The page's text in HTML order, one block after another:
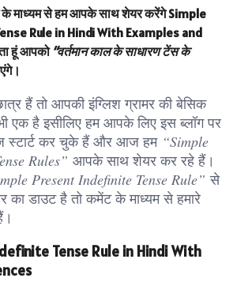
माध्यम से हम आपके साथ शेयर करेंगेSimple
Rule in Hindi With Examples and
हूं आपको“वर्तमान काल के साधारण टेंस के
हैं तो आपकी इंग्लिश ग्रामर की बेसिक
एक है इसीलिए हम आपके लिए इस ब्लॉग पर
स्टार्ट कर चुके हैं और आज हम “Simple
Rules” आपके साथ शेयर कर रहे हैं।
Present Indefinite Tense Rule” से
का डाउट है तो कमेंट के माध्यम से हमारे
Tense Rule in Hindi With